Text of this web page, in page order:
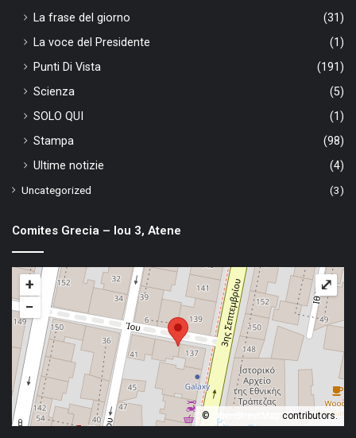
La frase del giorno
(31)
La voce del Presidente
(1)
Punti Di Vista
(191)
Scienza
(5)
SOLO QUI
(1)
Stampa
(98)
Ultime notizie
(4)
Uncategorized
(3)
Comites Grecia – Iou 3, Atene
+
−
© OpenStreetMap contributors.
⤢